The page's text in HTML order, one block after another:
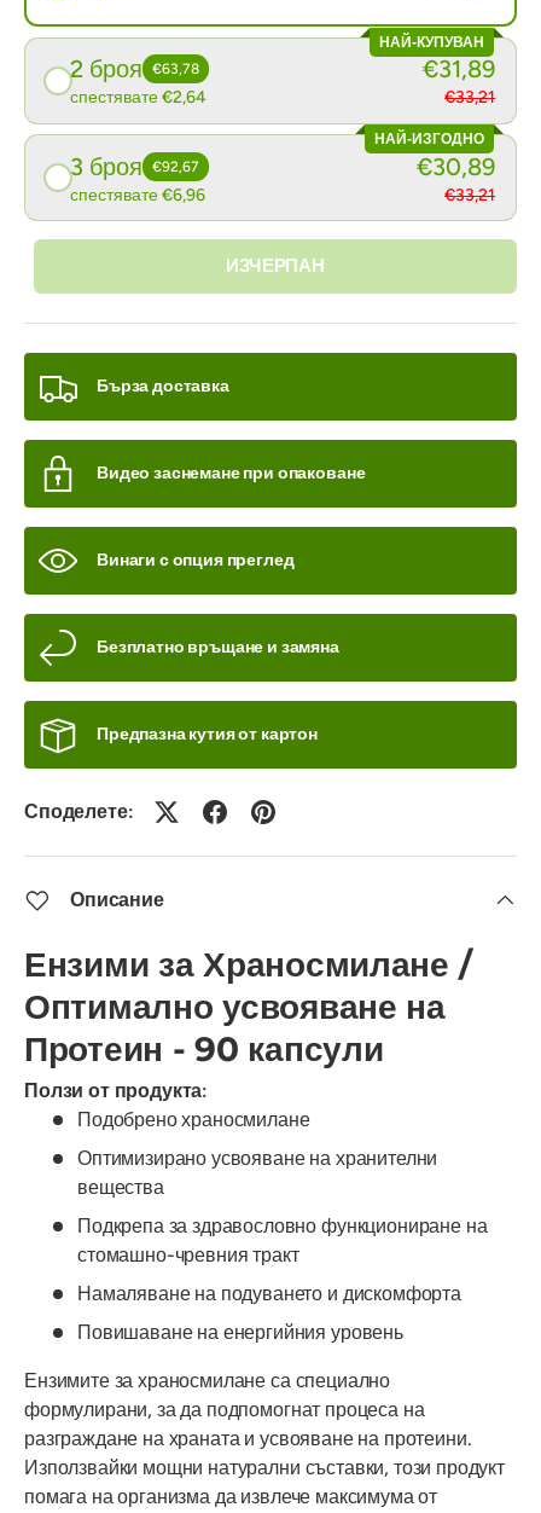
НАЙ-КУПУВАН
2 броя €63,78
спестявате €2,64
€31,89
€33,21
НАЙ-ИЗГОДНО
3 броя €92,67
спестявате €6,96
€30,89
€33,21
ИЗЧЕРПАН
Бърза доставка
Видео заснемане при опаковане
Винаги с опция преглед
Безплатно връщане и замяна
Предпазна кутия от картон
Споделете:
Описание
Ензими за Храносмилане /
Оптимално усвояване на
Протеин - 90 капсули
Ползи от продукта:
Подобрено храносмилане
Оптимизирано усвояване на хранителни
вещества
Подкрепа за здравословно функциониране на
стомашно-чревния тракт
Намаляване на подуването и дискомфорта
Повишаване на енергийния уровень
Ензимите за храносмилане са специално
формулирани, за да подпомогнат процеса на
разграждане на храната и усвояване на протеини.
Използвайки мощни натурални съставки, този продукт
помага на организма да извлече максимума от